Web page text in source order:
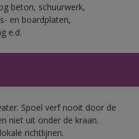
beton, schuurwerk,
en boardplaten,
e.d.
Spoel verf nooit door de
niet uit onder de kraan.
richtlijnen.